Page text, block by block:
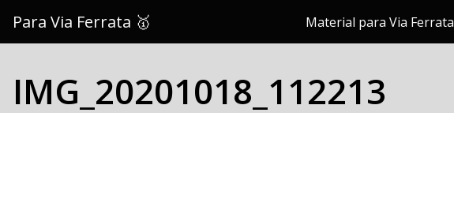
contenido
Para Via Ferrata 🥇 Material para Via Ferrata
IMG_20201018_112213